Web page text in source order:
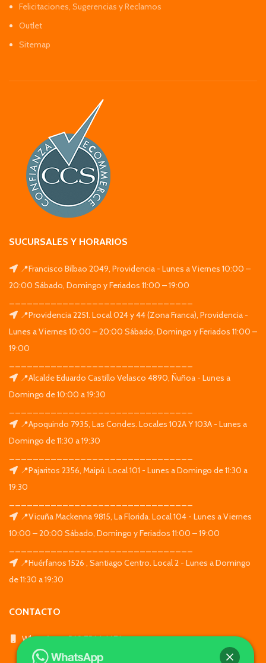
Felicitaciones, Sugerencias y Reclamos
Outlet
Sitemap
SUCURSALES Y HORARIOS
📍Francisco Bilbao 2049, Providencia - Lunes a Viernes 10:00 –
20:00 Sábado, Domingo y Feriados 11:00 – 19:00
📍Providencia 2251. Local 024 y 44 (Zona Franca), Providencia -
Lunes a Viernes 10:00 – 20:00 Sábado, Domingo y Feriados 11:00 –
19:00
📍Alcalde Eduardo Castillo Velasco 4890, Ñuñoa - Lunes a
Domingo de 10:00 a 19:30
📍Apoquindo 7935, Las Condes. Locales 102A Y 103A - Lunes a
Domingo de 11:30 a 19:30
📍Pajaritos 2356, Maipú. Local 101 - Lunes a Domingo de 11:30 a
19:30
📍Vicuña Mackenna 9815, La Florida. Local 104 - Lunes a Viernes
10:00 – 20:00 Sábado, Domingo y Feriados 11:00 – 19:00
📍Huérfanos 1526 , Santiago Centro. Local 2 - Lunes a Domingo
de 11:30 a 19:30
CONTACTO
WhatsApp: +569 7564 4676